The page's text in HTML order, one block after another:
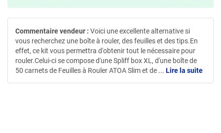
Commentaire vendeur : Voici une excellente alternative si
vous recherchez une boîte à rouler, des feuilles et des tips.En
effet, ce kit vous permettra d'obtenir tout le nécessaire pour
rouler.Celui-ci se compose d'une Spliff box XL, d'une boîte de
50 carnets de Feuilles à Rouler ATOA Slim et de ... Lire la suite